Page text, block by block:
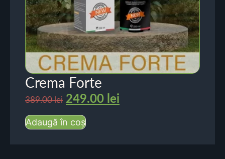
Crema Forte
389.00lei 249.00 lei
Adaugă în coș